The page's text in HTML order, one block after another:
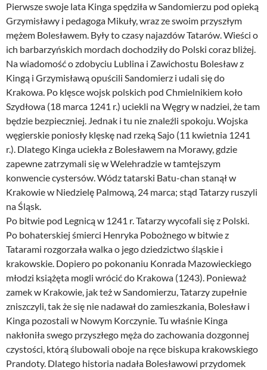
Pierwsze swoje lata Kinga spędziła w Sandomierzu pod opieką
Grzymisławy i pedagoga Mikuły, wraz ze swoim przyszłym
mężem Bolesławem. Były to czasy najazdów Tatarów. Wieści o
ich barbarzyńskich mordach dochodziły do Polski coraz bliżej.
Na wiadomość o zdobyciu Lublina i Zawichostu Bolesław z
Kingą i Grzymisławą opuścili Sandomierz i udali się do
Krakowa. Po klęsce wojsk polskich pod Chmielnikiem koło
Szydłowa (18 marca 1241 r.) uciekli na Węgry w nadziei, że tam
będzie bezpieczniej. Jednak i tu nie znaleźli spokoju. Wojska
węgierskie poniosły klęskę nad rzeką Sajo (11 kwietnia 1241
r.). Dlatego Kinga uciekła z Bolesławem na Morawy, gdzie
zapewne zatrzymali się w Welehradzie w tamtejszym
konwencie cystersów. Wódz tatarski Batu-chan stanął w
Krakowie w Niedzielę Palmową, 24 marca; stąd Tatarzy ruszyli
na Śląsk.
Po bitwie pod Legnicą w 1241 r. Tatarzy wycofali się z Polski.
Po bohaterskiej śmierci Henryka Pobożnego w bitwie z
Tatarami rozgorzała walka o jego dziedzictwo śląskie i
krakowskie. Dopiero po pokonaniu Konrada Mazowieckiego
młodzi książęta mogli wrócić do Krakowa (1243). Ponieważ
zamek w Krakowie, jak też w Sandomierzu, Tatarzy zupełnie
zniszczyli, tak że się nie nadawał do zamieszkania, Bolesław i
Kinga pozostali w Nowym Korczynie. Tu właśnie Kinga
nakłoniła swego przyszłego męża do zachowania dozgonnej
czystości, którą ślubowali oboje na ręce biskupa krakowskiego
Prandoty. Dlatego historia nadała Bolesławowi przydomek